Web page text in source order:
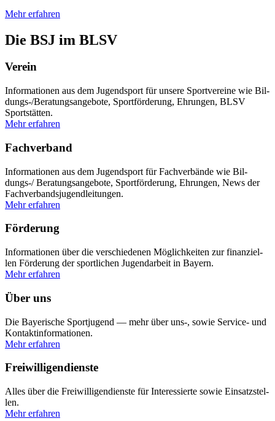
Mehr erfah­ren
Die BSJ im BLSV
Ver­ein
Infor­ma­tio­nen aus dem Jugend­sport für unsere Sport­ver­eine wie Bil­
dungs-/Be­ra­tungs­an­ge­bote, Sport­för­de­rung, Ehrun­gen, BLSV
Sport­stät­ten.
Mehr erfah­ren
Fach­ver­band
Infor­ma­tio­nen aus dem Jugend­sport für Fach­ver­bände wie Bil­
dungs-/ Bera­tungs­an­ge­bote, Sport­för­de­rung, Ehrun­gen, News der
Fach­ver­bands­ju­gend­lei­tun­gen.
Mehr erfah­ren
För­de­rung
Infor­ma­tio­nen über die ver­schie­de­nen Mög­lich­kei­ten zur finan­zi­el­
len För­de­rung der sport­li­chen Jugend­ar­beit in Bay­ern.
Mehr erfah­ren
Über uns
Die Baye­ri­sche Sport­ju­gend — mehr über uns‑, sowie Ser­vice- und
Kon­takt­in­for­ma­tio­nen.
Mehr erfah­ren
Freiwilligen­dienste
Alles über die Frei­wil­li­gen­dienste für Inter­es­sierte sowie Ein­satz­stel­
len.
Mehr erfah­ren